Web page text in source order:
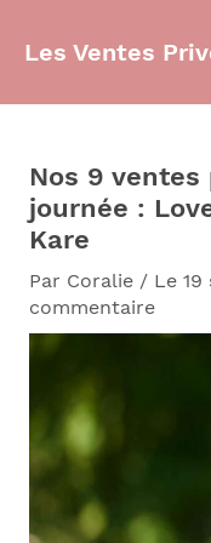
Les Ventes
Nos 9
journée :
Kare
Par Coralie / Le
commentaire